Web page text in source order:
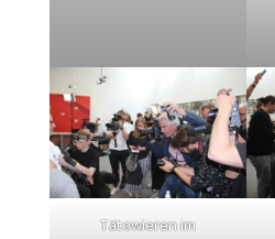
Tätowieren im